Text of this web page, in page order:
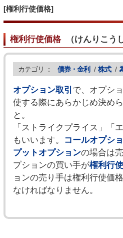
[権利行使価格]
権利行使価格（けんりこう
カテゴリ ： 債券・金利 / 株式 /
オプション取引 で、オプシ
使する際にあらかじめ決め
と。
「ストライクプライス」「
もいいます。
コールオプシ
プットオプションの場合は
プションの買い手が権利行使
ョンの売り手は権利行使価
なければなりません。